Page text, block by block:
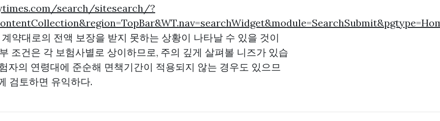
search/sitesearch/?
계약대로의 전액 보장을 받지 못하는 상황이 나타날 수 있을 것이
조건은 각 보험사별로 상이하므로, 주의 깊게 살펴볼 니즈가 있습
자의 연령대에 준순해 면책기간이 적용되지 않는 경우도 있으므
검토하면 유익하다.